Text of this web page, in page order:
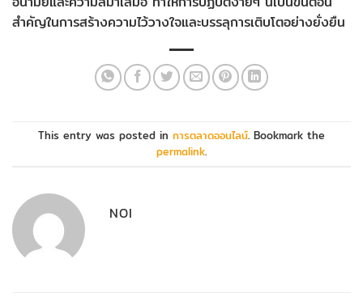
สำคัญในการสร้างความไว้วางใจและบรรลุการเติบโตอย่างยั่งยืน
This entry was posted in การตลาดออนไลน์. Bookmark the
permalink.
NOI